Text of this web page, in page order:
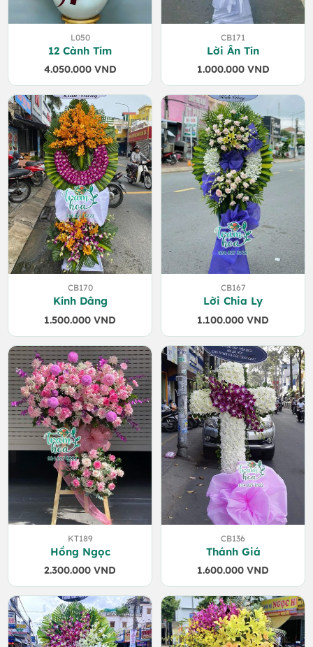
L050
12 Cành Tím
4.050.000 VND
CB171
Lời Ân Tín
1.000.000 VND
CB170
Kính Dâng
1.500.000 VND
CB167
Lời Chia Ly
1.100.000 VND
KT189
Hồng Ngọc
2.300.000 VND
CB136
Thánh Giá
1.600.000 VND